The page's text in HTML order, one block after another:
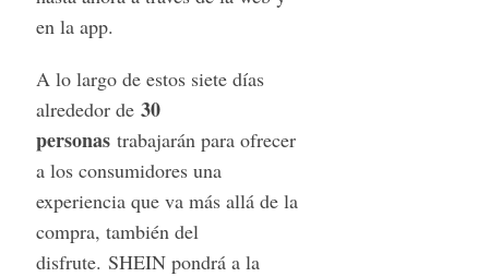
en la app.
A lo largo de estos siete días
alrededor de 30
personastrabajarán para ofrecer
a los consumidores una
experiencia que va más allá de la
compra, también del
disfrute. SHEIN pondrá a la